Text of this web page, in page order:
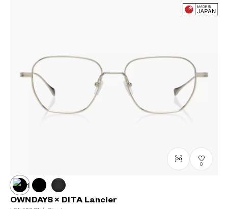
0
OWNDAYS × DITA Lancier